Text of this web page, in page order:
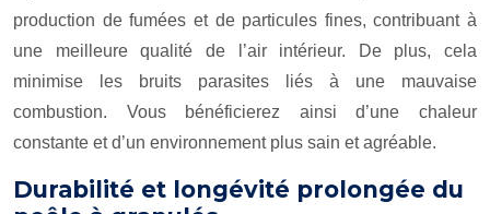
production de fumées et de particules fines, contribuant à
une meilleure qualité de l’air intérieur. De plus, cela
minimise les bruits parasites liés à une mauvaise
combustion. Vous bénéficierez ainsi d’une chaleur
constante et d’un environnement plus sain et agréable.
Durabilité et longévité prolongée du